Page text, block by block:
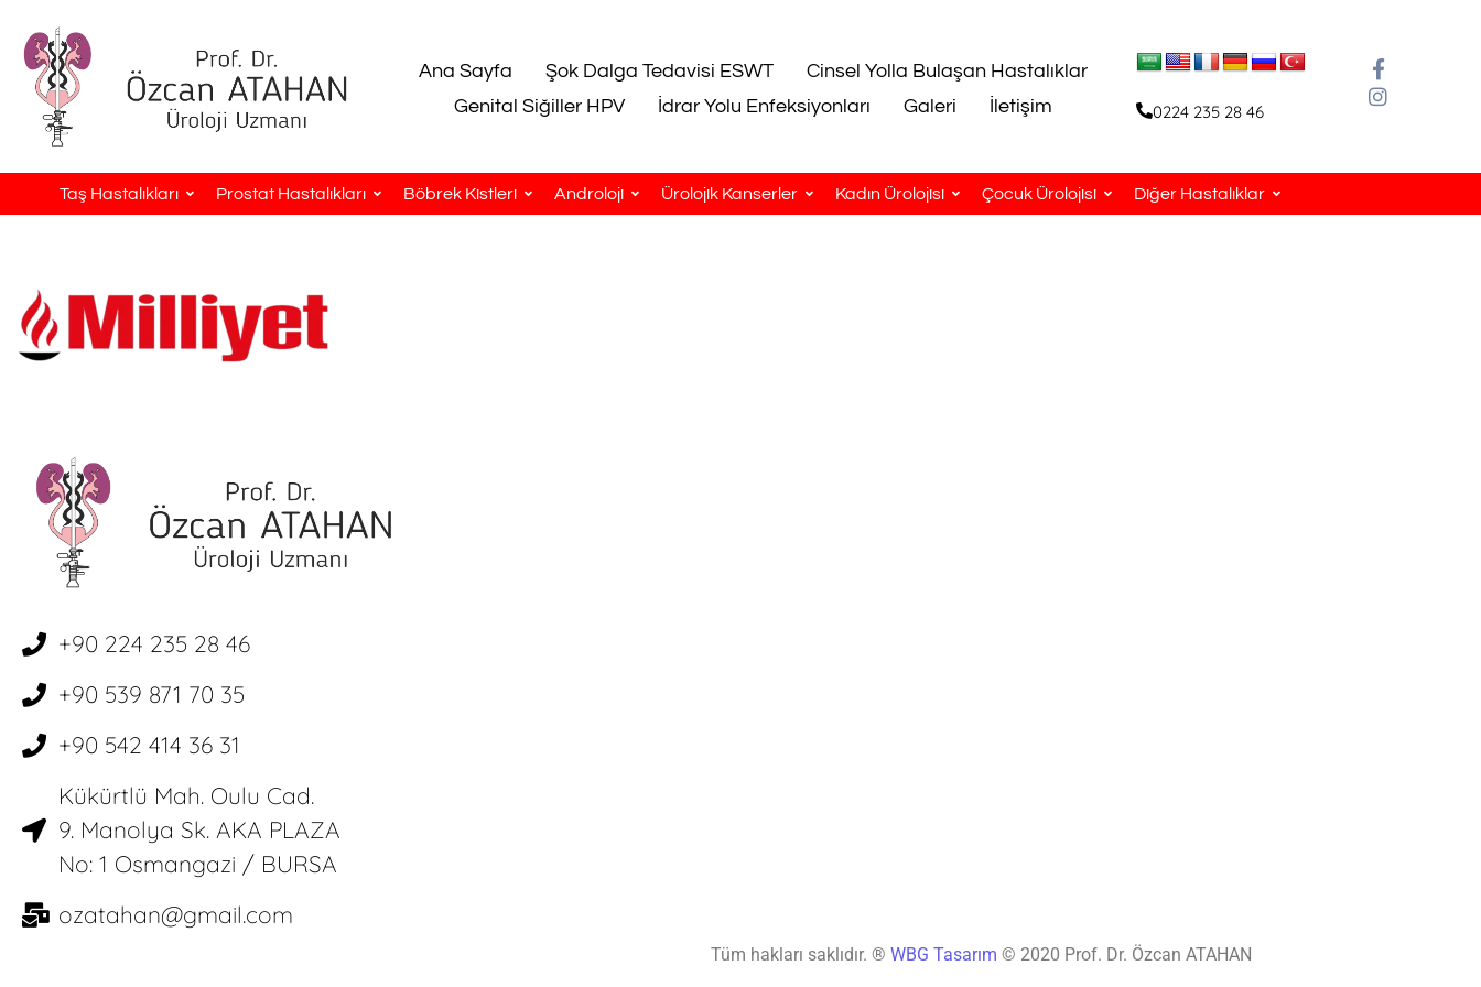
Ana Sayfa Şok Dalga Tedavisi ESWT
Cinsel Yolla Bulaşan Hastalıklar
Genital Siğiller HPV
İdrar Yolu Enfeksiyonları Galeri İletişim 0224 235 28 46
Taş Hastalıkları Prostat Hastalıkları Böbrek Kistleri Androloji Ürolojik Kanserler Kadın Ürolojisi Çocuk Ürolojisi Diğer Hastalıklar
+90 224 235 28 46
+90 539 871 70 35
+90 542 414 36 31
Kükürtlü Mah. Oulu Cad.
9. Manolya Sk. AKA PLAZA
No: 1 Osmangazi / BURSA
ozatahan@gmail.com
Tüm hakları saklıdır. ®WBG Tasarım© 2020 Prof. Dr. Özcan ATAHAN